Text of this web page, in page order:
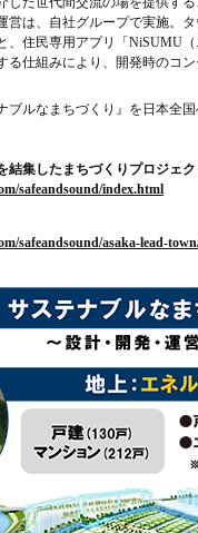
営は、自社グループで実施。
、住民専用アプリ「NiSUMU
る仕組みにより、開発時のコ
ブルなまちづくり』を日本全
結集したまちづくりプロジェ
safeandsound/index.html
safeandsound/asaka-lead-